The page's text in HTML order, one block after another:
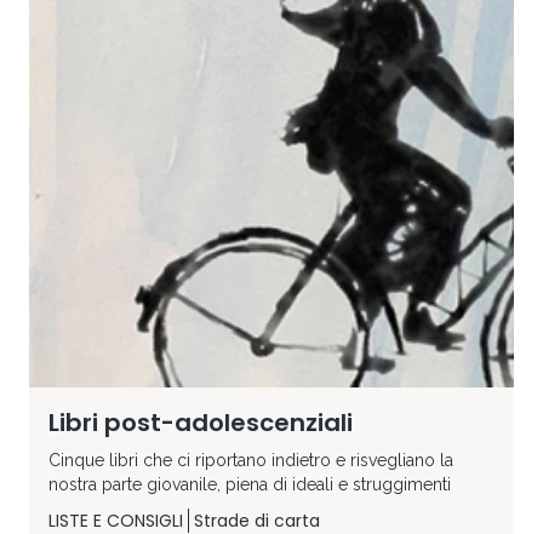
Libri post-adolescenziali
Cinque libri che ci riportano indietro e risvegliano la
nostra parte giovanile, piena di ideali e struggimenti
LISTE E CONSIGLI Strade di carta